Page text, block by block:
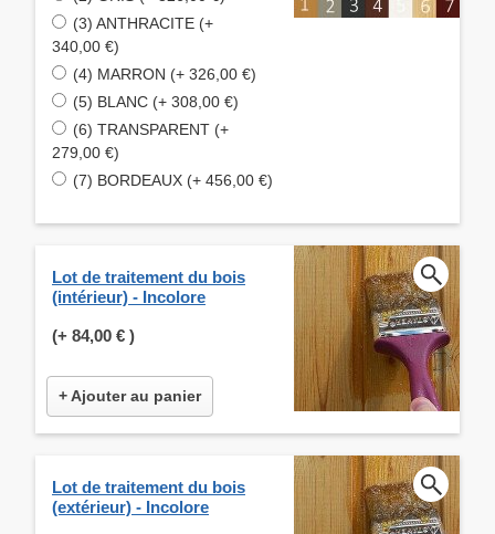
(3) ANTHRACITE (+
340,00 €)
(4) MARRON (+ 326,00 €)
(5) BLANC (+ 308,00 €)
(6) TRANSPARENT (+
279,00 €)
(7) BORDEAUX (+ 456,00 €)
Lot de traitement du bois
(intérieur) - Incolore
(+ 84,00 € )
+ Ajouter au panier
Lot de traitement du bois
(extérieur) - Incolore